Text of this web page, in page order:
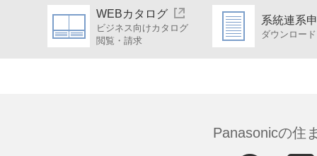
WEBカタログ
ビジネス向けカタログ
閲覧・請求
系統連系
ダウンロード
Panasonicの住